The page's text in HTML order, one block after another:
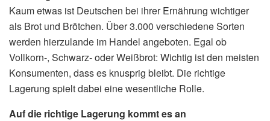
Kaum etwas ist Deutschen bei ihrer Ernährung wichtiger
als Brot und Brötchen. Über 3.000 verschiedene Sorten
werden hierzulande im Handel angeboten. Egal ob
Vollkorn-, Schwarz- oder Weißbrot: Wichtig ist den meisten
Konsumenten, dass es knusprig bleibt. Die richtige
Lagerung spielt dabei eine wesentliche Rolle.
Auf die richtige Lagerung kommt es an